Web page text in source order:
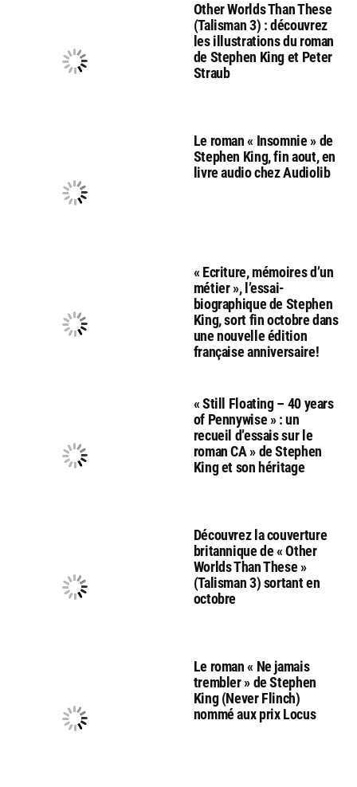
Other Worlds Than These
(Talisman 3) : découvrez
les illustrations du roman
de Stephen King et Peter
Straub
Le roman « Insomnie » de
Stephen King, fin aout, en
livre audio chez Audiolib
« Ecriture, mémoires d’un
métier », l’essai-
biographique de Stephen
King, sort fin octobre dans
une nouvelle édition
française anniversaire!
« Still Floating – 40 years
of Pennywise » : un
recueil d’essais sur le
roman CA » de Stephen
King et son héritage
Découvrez la couverture
britannique de « Other
Worlds Than These »
(Talisman 3) sortant en
octobre
Le roman « Ne jamais
trembler » de Stephen
King (Never Flinch)
nommé aux prix Locus